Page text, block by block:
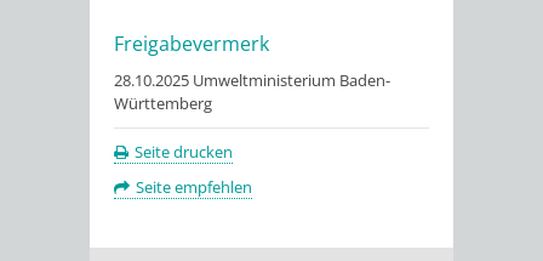
Freigabevermerk
28.10.2025 Umweltministerium Baden-
Württemberg
Seite drucken
Seite empfehlen